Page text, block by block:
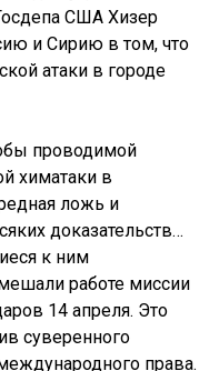
США Хизер
и Сирию в том, что
атаки в городе
проводимой
химатаки в
ложь и
доказательств…
к ним
работе миссии
14 апреля. Это
суверенного
права.